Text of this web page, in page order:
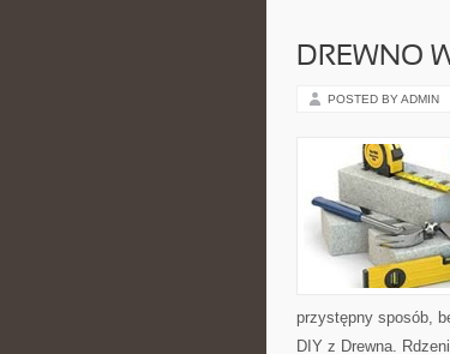
DREWNO
POSTED BY ADMIN
przystępny sposób,
DIY z Drewna.